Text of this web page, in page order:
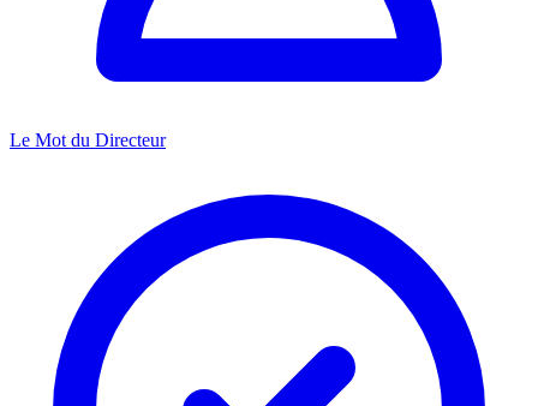
Le Mot du Directeur